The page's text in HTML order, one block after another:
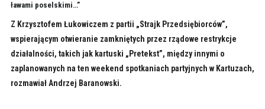
ławami poselskimi…”
Z Krzysztofem Łukowiczem z partii „Strajk Przedsiębiorców”,
wspierającym otwieranie zamkniętych przez rządowe restrykcje
działalności, takich jak kartuski „Pretekst”, między innymi o
zaplanowanych na ten weekend spotkaniach partyjnych w Kartuzach,
rozmawiał Andrzej Baranowski.